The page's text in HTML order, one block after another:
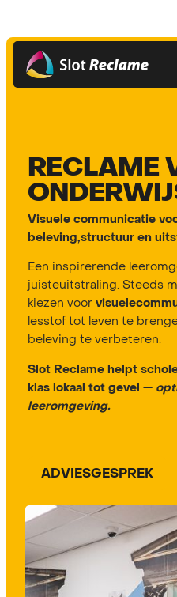
RECLAME
Visuele communicatie
beleving,structuur en
Een inspirerende
juisteuitstraling. Steeds
kiezen voor
lesstof tot leven te
beleving te verbeteren.
Slot Reclame helpt
klas lokaal tot gevel —
leeromgeving.
ADVIESGESPREK